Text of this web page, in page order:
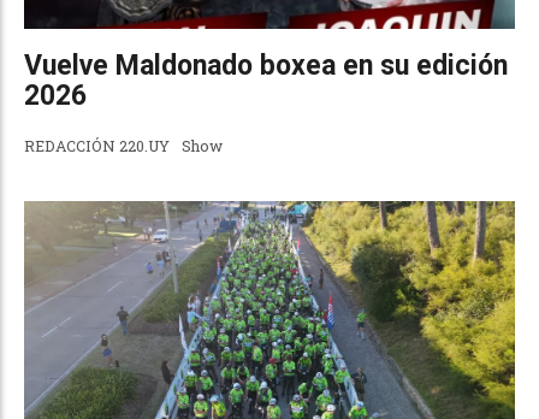
Vuelve Maldonado boxea en su edición
2026
REDACCIÓN 220.UY Show